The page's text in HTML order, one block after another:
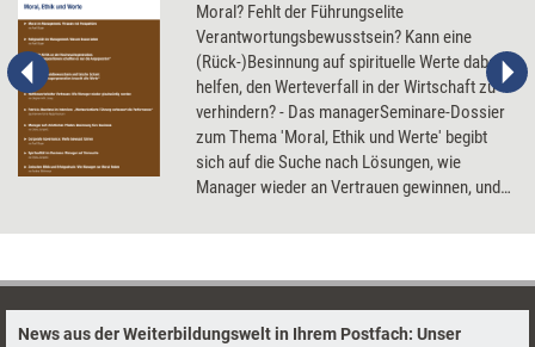
Moral? Fehlt der Führungselite
Verantwortungsbewusstsein? Kann eine
(Rück-)Besinnung auf spirituelle Werte dabei
helfen, den Werteverfall in der Wirtschaft zu
verhindern? - Das managerSeminare-Dossier
zum Thema 'Moral, Ethik und Werte' begibt
sich auf die Suche nach Lösungen, wie
Manager wieder an Vertrauen gewinnen, und
Führungskräfte neue Kraft in der Religion
News aus der Weiterbildungswelt in Ihrem Postfach: Unser